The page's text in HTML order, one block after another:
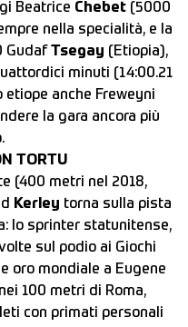
Beatrice Chebet (5000
nella specialità, e la
Gudaf Tsegay (Etiopia),
minuti (14:00.21
etiope anche Freweyni
la gara ancora più
TORTU
(400 metri nel 2018,
Kerley torna sulla pista
lo sprinter statunitense,
sul podio ai Giochi
oro mondiale a Eugene
100 metri di Roma,
con primati personali